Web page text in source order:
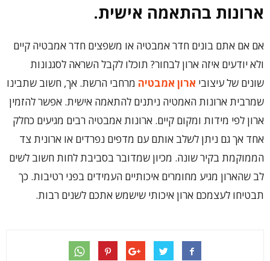
ארונות בהתאמה אישית.
אם אם אתם בונים חדר אמבטיה או משפצים חדר אמבטיה קיים
ולא יודעים איזה ארון לבחור? תוכלו לקבל השראה לסגנונות
שונים של עיצובי ארון אמבטיה מרחבי הרשת. אך, חשוב שתבינו
שמרבית ארונות האמטיה ניתנים להתאמה אישית. אפשר להזמין
ארון לפי מידות ומקום קיים. ארונות אמבטיה רבים מגיעים כחלק
אחד אך גם ניתן לשלב אותם עם מדפים נפרדים או ארונית צד
הממוקמת בקיר שונה. מכיון שמדובר בסביבת לחות חשוב לשים
לב שהארון מגיע מחומרים איכותיים העמידים בפני רטיבות. כך
תבטיחו לעצמכם ארון איכותי שישמש אתכם לשנים רבות.